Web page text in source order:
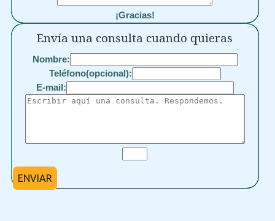
¡Gracias!
Envía una consulta cuando quieras
Nombre:
Teléfono(opcional):
E-mail:
ENVIAR